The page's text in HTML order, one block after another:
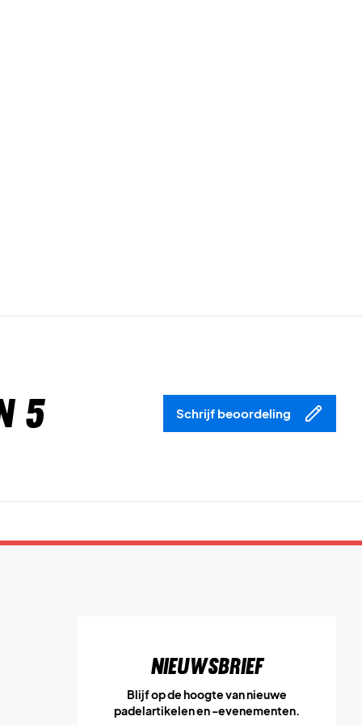
5 Schrijf beoordeling
Nieuwsbrief
Blijf op de hoogte van nieuwe
padelartikelen en -evenementen.